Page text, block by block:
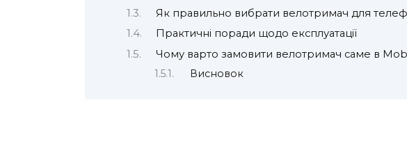
Як правильно вибрати велотримач для
Практичні поради щодо експлуатації
Чому варто замовити велотримач саме в
Висновок